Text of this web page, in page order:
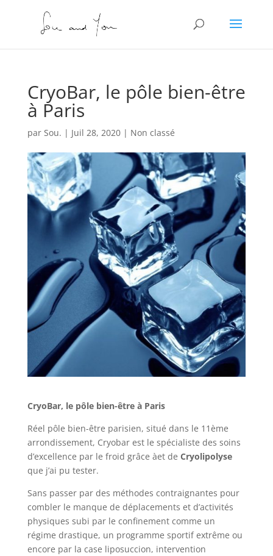
CryoBar, le pôle bien-être
à Paris
par Sou. | Juil 28, 2020| Non classé
CryoBar, le pôle bien-être à Paris
Réel pôle bien-être parisien, situé dans le 11ème
arrondissement, Cryobar est le spécialiste des soins
d’excellence par le froid grâce àet de Cryolipolyse
que j’ai pu tester.
Sans passer par des méthodes contraignantes pour
combler le manque de déplacements et d’activités
physiques subi par le confinement comme un
régime drastique, un programme sportif extrême ou
encore par la case liposuccion, intervention